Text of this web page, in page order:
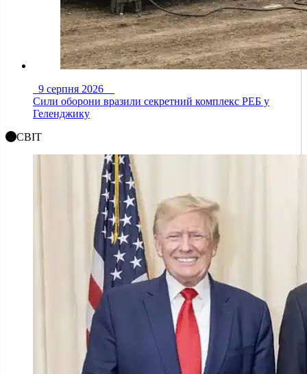
9 серпня 2026
Сили оборони вразили секретний комплекс РЕБ у
Геленджику
СВІТ